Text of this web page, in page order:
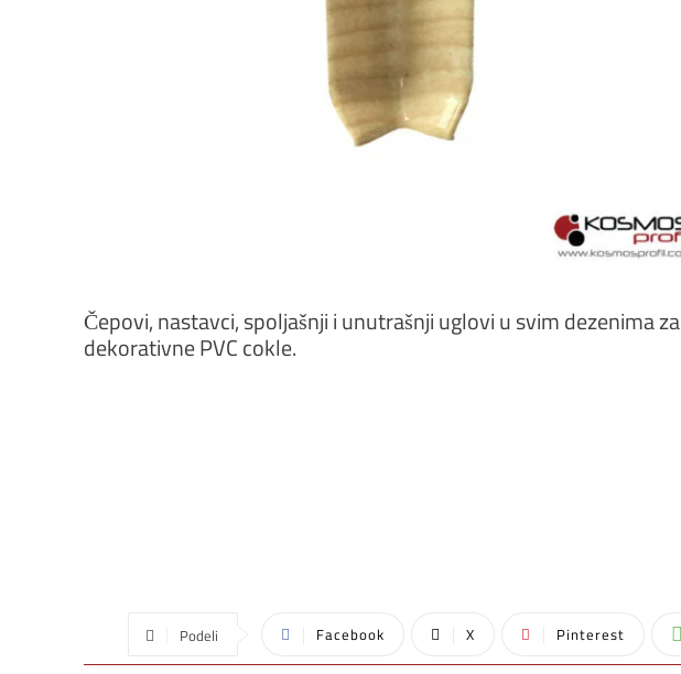
Čepovi, nastavci, spoljašnji i unutrašnji uglovi u svim dezenima za
dekorativne PVC cokle.
Podeli Facebook X Pinterest